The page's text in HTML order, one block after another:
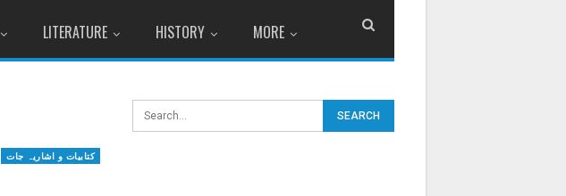
LITERATURE HISTORY MORE
کتابیات و اشاریہ جات